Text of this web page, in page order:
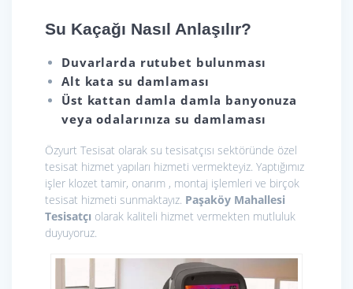
Su Kaçağı Nasıl Anlaşılır?
Duvarlarda rutubet bulunması
Alt kata su damlaması
Üst kattan damla damla banyonuza
veya odalarınıza su damlaması
Özyurt Tesisat olarak su tesisatçısı sektöründe özel
tesisat hizmet yapıları hizmeti vermekteyiz. Yaptığımız
işler klozet tamir, onarım , montaj işlemleri ve birçok
tesisat hizmeti sunmaktayız. Paşaköy Mahallesi
Tesisatçı olarak kaliteli hizmet vermekten mutluluk
duyuyoruz.